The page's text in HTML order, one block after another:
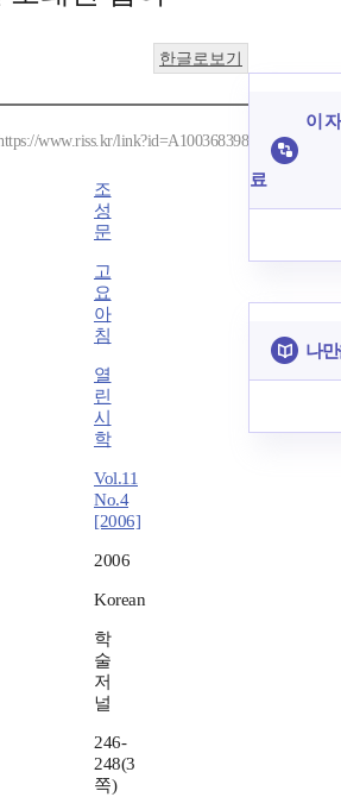
한글로보기
www.riss.kr/link?id=A100368398
조
성
문
고
요
아
침
열
린
시
학
Vol.11
No.4
[2006]
2006
Korean
학
술
저
널
246-
248(3
쪽)
이
료
나